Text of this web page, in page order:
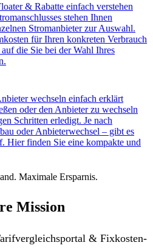
& Rabatte einfach verstehen
stehen Ihnen
Stromanbieter zur Auswahl.
für Ihren konkreten Verbrauch
die Sie bei der Wahl Ihres
wechseln einfach erklärt
oder den Anbieter zu wechseln
Schritten erledigt. Je nach
oder Anbieterwechsel – gibt es
Hier finden Sie eine kompakte und
Maximale Ersparnis.
Mission
& Fixkosten-